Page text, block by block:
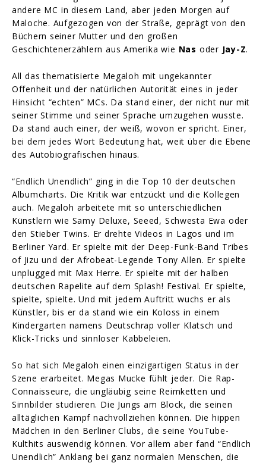
andere MC in diesem Land, aber jeden Morgen auf
Maloche. Aufgezogen von der Straße, geprägt von den
Büchern seiner Mutter und den großen
Geschichtenerzählern aus Amerika wie Nas oder Jay-Z.
All das thematisierte Megaloh mit ungekannter
Offenheit und der natürlichen Autorität eines in jeder
Hinsicht “echten” MCs. Da stand einer, der nicht nur mit
seiner Stimme und seiner Sprache umzugehen wusste.
Da stand auch einer, der weiß, wovon er spricht. Einer,
bei dem jedes Wort Bedeutung hat, weit über die Ebene
des Autobiografischen hinaus.
“Endlich Unendlich” ging in die Top 10 der deutschen
Albumcharts. Die Kritik war entzückt und die Kollegen
auch. Megaloh arbeitete mit so unterschiedlichen
Künstlern wie Samy Deluxe, Seeed, Schwesta Ewa oder
den Stieber Twins. Er drehte Videos in Lagos und im
Berliner Yard. Er spielte mit der Deep-Funk-Band Tribes
of Jizu und der Afrobeat-Legende Tony Allen. Er spielte
unplugged mit Max Herre. Er spielte mit der halben
deutschen Rapelite auf dem Splash! Festival. Er spielte,
spielte, spielte. Und mit jedem Auftritt wuchs er als
Künstler, bis er da stand wie ein Koloss in einem
Kindergarten namens Deutschrap voller Klatsch und
Klick-Tricks und sinnloser Kabbeleien.
So hat sich Megaloh einen einzigartigen Status in der
Szene erarbeitet. Megas Mucke fühlt jeder. Die Rap-
Connaisseure, die ungläubig seine Reimketten und
Sinnbilder studieren. Die Jungs am Block, die seinen
alltäglichen Kampf nachvollziehen können. Die hippen
Mädchen in den Berliner Clubs, die seine YouTube-
Kulthits auswendig können. Vor allem aber fand “Endlich
Unendlich” Anklang bei ganz normalen Menschen, die